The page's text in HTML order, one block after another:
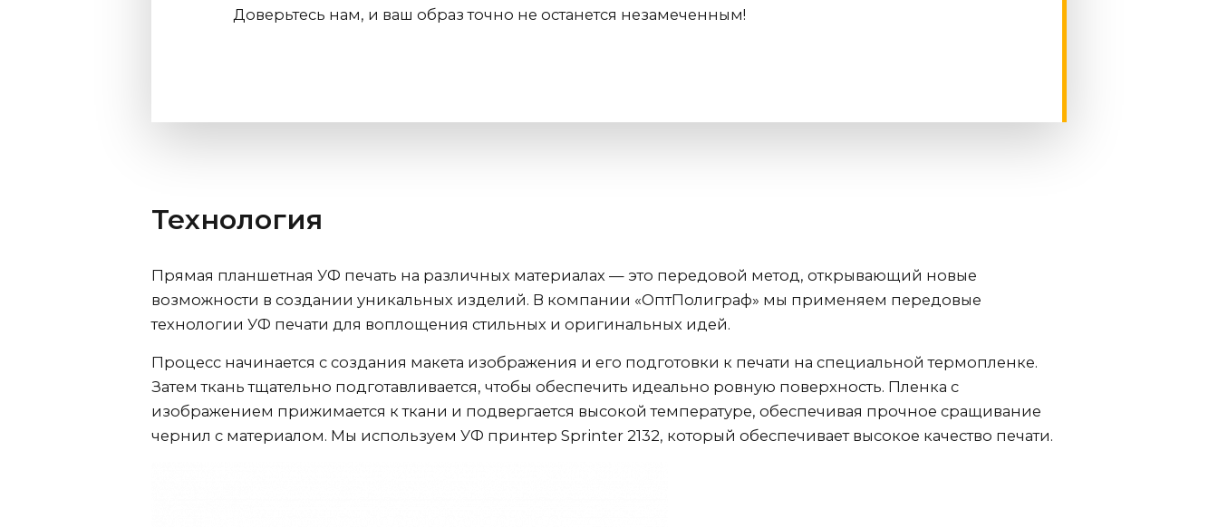
Доверьтесь нам, и ваш образ точно не останется незамеченным!
Технология
Прямая планшетная УФ печать на различных материалах — это передовой метод, открывающий новые
возможности в создании уникальных изделий. В компании «ОптПолиграф» мы применяем передовые
технологии УФ печати для воплощения стильных и оригинальных идей.
Процесс начинается с создания макета изображения и его подготовки к печати на специальной термопленке.
Затем ткань тщательно подготавливается, чтобы обеспечить идеально ровную поверхность. Пленка с
изображением прижимается к ткани и подвергается высокой температуре, обеспечивая прочное сращивание
чернил с материалом. Мы используем УФ принтер Sprinter 2132, который обеспечивает высокое качество печати.